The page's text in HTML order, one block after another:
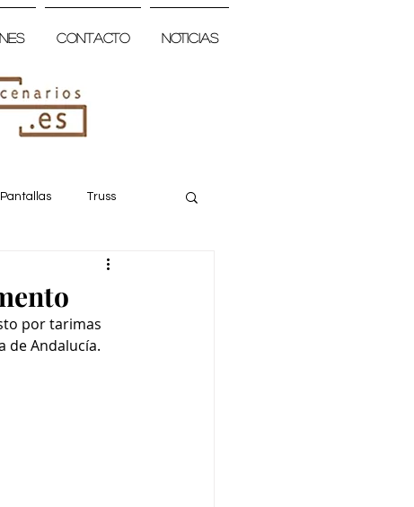
Contacto Noticias
Pantallas Truss
por tarimas
de Andalucía.